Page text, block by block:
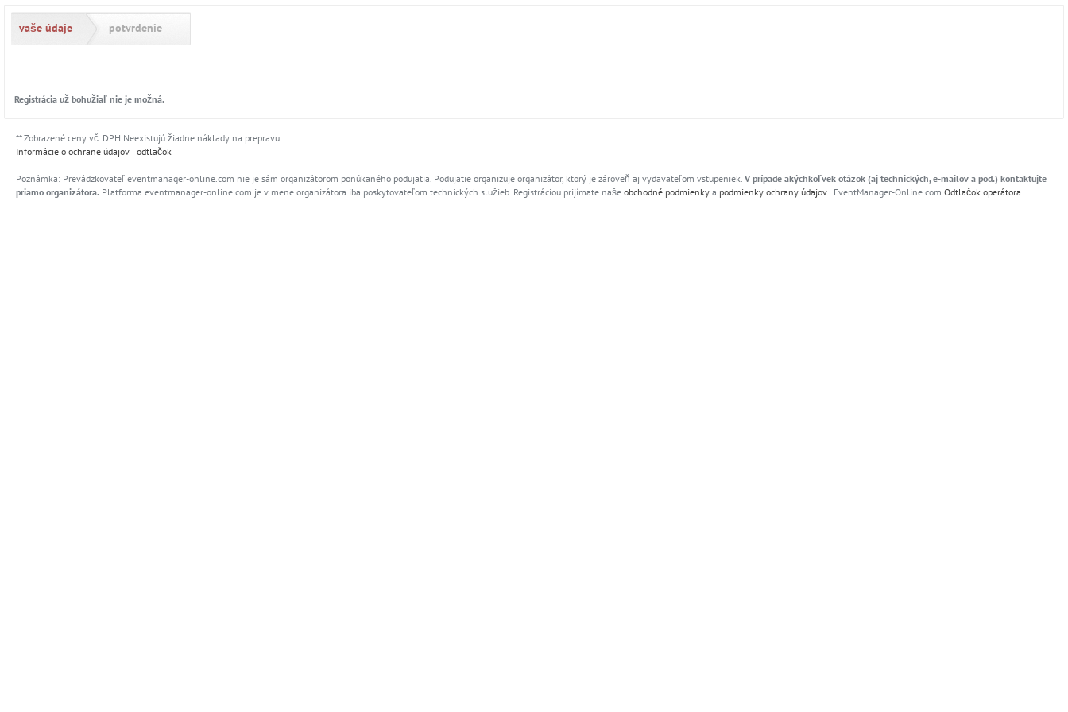
vaše údaje potvrdenie
Registrácia už bohužiaľ nie je možná.
** Zobrazené ceny vč. DPH Neexistujú žiadne náklady na prepravu.
Informácie o ochrane údajov | odtlačok
Poznámka: Prevádzkovateľ eventmanager-online.com nie je sám organizátorom ponúkaného podujatia. Podujatie organizuje organizátor, ktorý je zároveň aj vydavateľom vstupeniek. V prípade akýchkoľvek otázok (aj technických, e-mailov a pod.) kontaktujte
priamo organizátora. Platforma eventmanager-online.com je v mene organizátora iba poskytovateľom technických služieb. Registráciou prijímate naše obchodné podmienky a podmienky ochrany údajov . EventManager-Online.com Odtlačok operátora